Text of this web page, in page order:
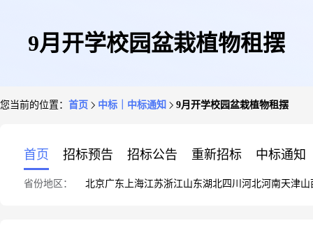
9月开学校园盆栽植物租摆
您当前的位置： 首页 中标｜中标通知 9月开学校园盆栽植物租摆
首页 招标预告 招标公告 重新招标 中标通知
省份地区： 北京广东 上海江苏浙江山东湖北四川 河北河南天津山